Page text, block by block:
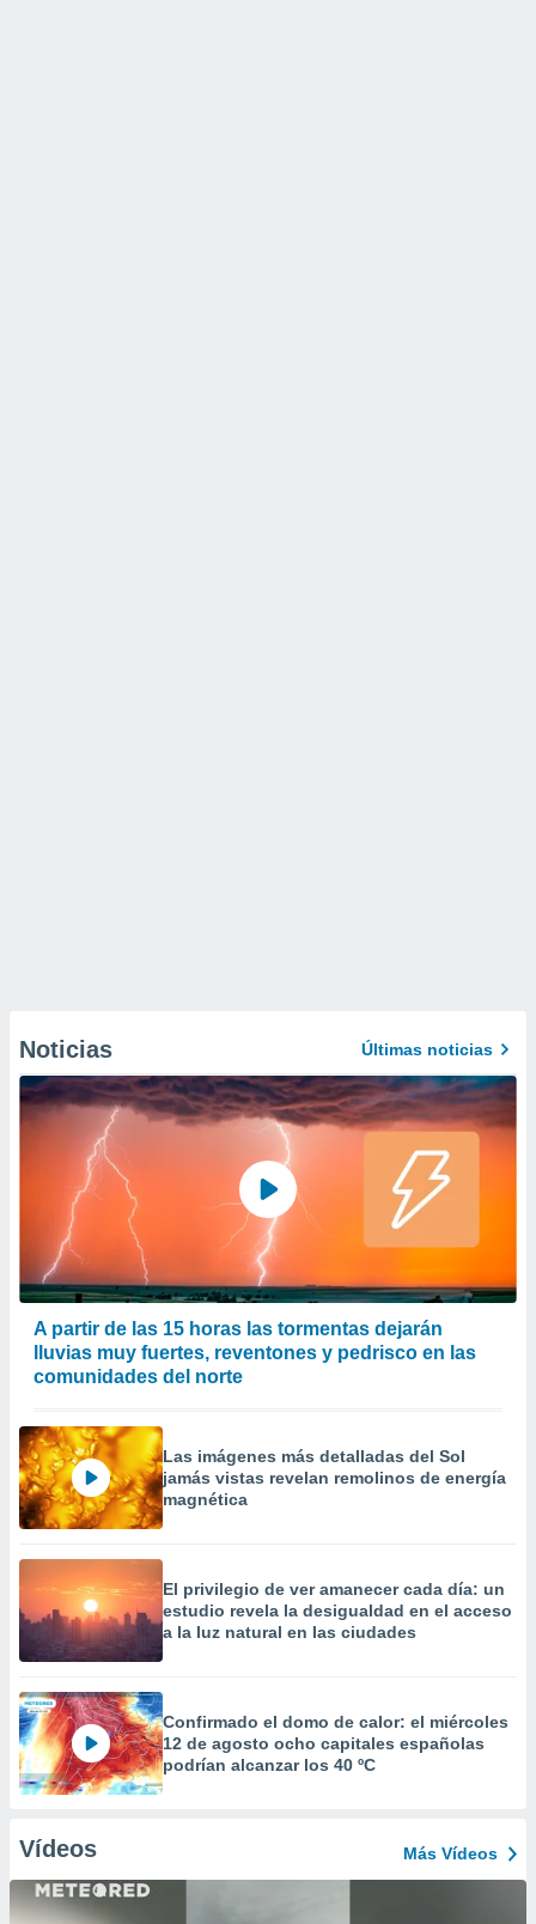
Noticias Últimas noticias
A partir de las 15 horas las tormentas dejarán
lluvias muy fuertes, reventones y pedrisco en las
comunidades del norte
Las imágenes más detalladas del Sol
jamás vistas revelan remolinos de energía
magnética
El privilegio de ver amanecer cada día: un
estudio revela la desigualdad en el acceso
a la luz natural en las ciudades
Confirmado el domo de calor: el miércoles
12 de agosto ocho capitales españolas
podrían alcanzar los 40 ºC
Vídeos Más Vídeos